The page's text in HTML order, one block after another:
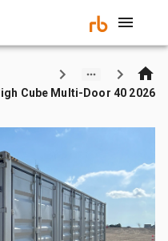
2026 40 ft High Cube Multi-Door حاويات تخزين